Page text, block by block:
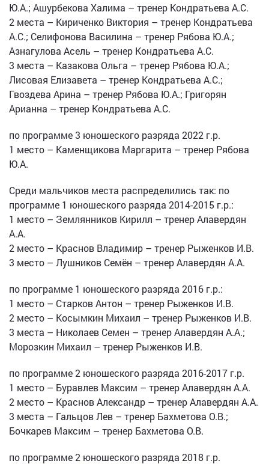
Ю.А.; Ашурбекова Халима – тренер Кондратьева А.С.
2 места – Кириченко Виктория – тренер Кондратьева
А.С.; Селифонова Василина – тренер Рябова Ю.А.;
Азнагулова Асель – тренер Кондратьева А.С.
3 места – Казакова Ольга – тренер Рябова Ю.А.;
Лисовая Елизавета – тренер Кондратьева А.С.;
Гвоздева Арина – тренер Рябова Ю.А.; Григорян
Арианна – тренер Кондратьева А.С.
по программе 3 юношеского разряда 2022 г.р.
1 место – Каменщикова Маргарита – тренер Рябова
Ю.А.
Среди мальчиков места распределились так: по
программе 1 юношеского разряда 2014-2015 г.р.:
1 место – Землянников Кирилл – тренер Алавердян
А.А.
2 место – Краснов Владимир – тренер Рыженков И.В.
3 место – Лушников Семён – тренер Алавердян А.А.
по программе 1 юношеского разряда 2016 г.р.:
1 место – Старков Антон – тренер Рыженков И.В.
2 место – Косымкин Михаил – тренер Рыженков И.В.
3 места – Николаев Семен – тренер Алавердян А.А.;
Морозкин Михаил – тренер Рыженков И.В.
по программе 2 юношеского разряда 2016-2017 г.р.
1 место – Буравлев Максим – тренер Алавердян А.А.
2 место – Краснов Александр – тренер Алавердян А.А.
3 места – Гальцов Лев – тренер Бахметова О.В.;
Бочкарев Максим – тренер Бахметова О.В.
по программе 2 юношеского разряда 2018 г.р.